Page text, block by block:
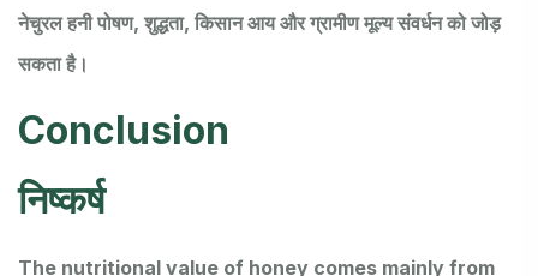
नेचुरल हनी पोषण, शुद्धता, किसान आय और ग्रामीण मूल्य संवर्धन को जोड़
सकता है।
Conclusion
निष्कर्ष
The nutritional value of honey comes mainly from